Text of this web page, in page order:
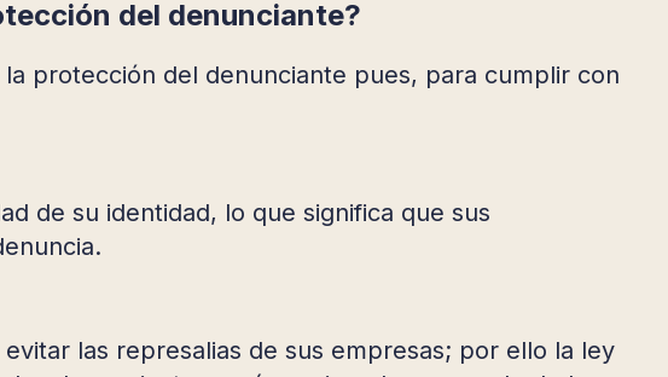
del denunciante?
protección del denunciante pues, para cumplir con
de su identidad, lo que significa que sus
las represalias de sus empresas; por ello la ley